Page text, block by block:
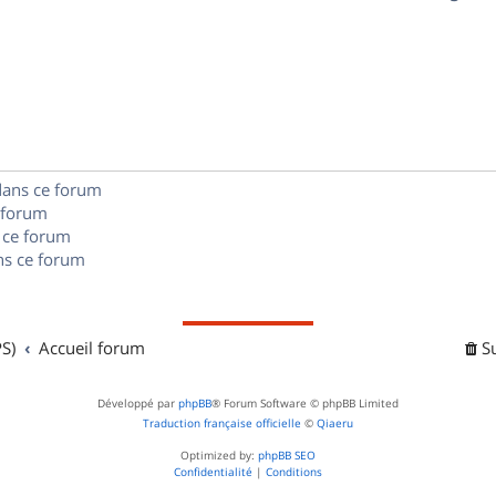
e
ce forum
forum
ce forum
Accueil forum
Développé par phpBB® Forum Software © phpBB Limited
Traduction française officielle © Qiaeru
Optimized by: phpBB SEO
Confidentialité | Conditions